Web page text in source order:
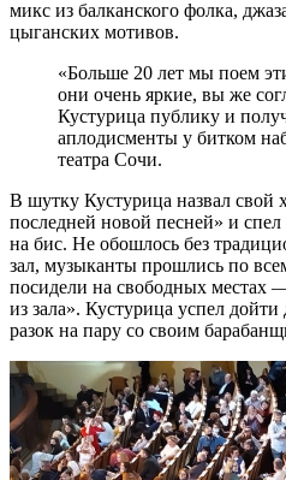
микс из балканского фолка,
цыганских мотивов.
«Больше 20 лет мы поем
они очень яркие, вы же
Кустурица публику и
аплодисменты у битком
театра Сочи.
В шутку Кустурица назвал свой
последней новой песней» и
на бис. Не обошлось без
зал, музыканты прошлись по
посидели на свободных местах
из зала». Кустурица успел
разок на пару со своим